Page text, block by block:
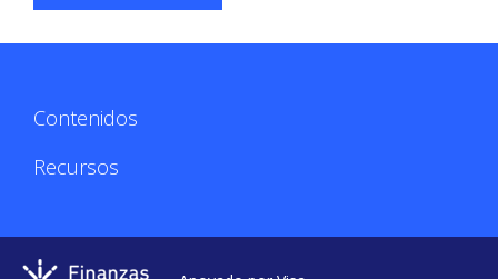
Contenidos
Recursos